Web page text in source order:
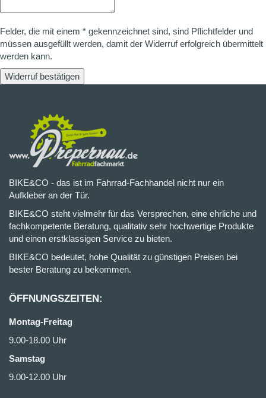
Felder, die mit einem * gekennzeichnet sind, sind Pflichtfelder und
müssen ausgefüllt werden, damit der Widerruf erfolgreich übermittelt
werden kann.
Widerruf bestätigen
BIKE&CO - das ist im Fahrrad-Fachhandel nicht nur ein
Aufkleber an der Tür.
BIKE&CO steht vielmehr für das Versprechen, eine ehrliche und
fachkompetente Beratung, qualitativ sehr hochwertige Produkte
und einen erstklassigen Service zu bieten.
BIKE&CO bedeutet, hohe Qualität zu günstigen Preisen bei
bester Beratung zu bekommen.
ÖFFNUNGSZEITEN:
Montag-Freitag
9.00-18.00 Uhr
Samstag
9.00-12.00 Uhr